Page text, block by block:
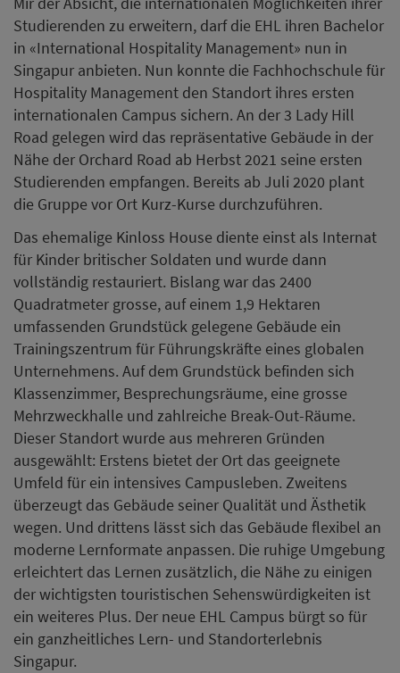
für Kinder britischer Soldaten und wurde dann
vollständig restauriert. Bislang war das 2400
Quadratmeter grosse, auf einem 1,9 Hektaren
umfassenden Grundstück gelegene Gebäude ein
Trainingszentrum für Führungskräfte eines globalen
Unternehmens. Auf dem Grundstück befinden sich
Klassenzimmer, Besprechungsräume, eine grosse
Mehrzweckhalle und zahlreiche Break-Out-Räume.
Dieser Standort wurde aus mehreren Gründen
ausgewählt: Erstens bietet der Ort das geeignete
Umfeld für ein intensives Campusleben. Zweitens
überzeugt das Gebäude seiner Qualität und Ästhetik
wegen. Und drittens lässt sich das Gebäude flexibel an
moderne Lernformate anpassen. Die ruhige Umgebung
erleichtert das Lernen zusätzlich, die Nähe zu einigen
der wichtigsten touristischen Sehenswürdigkeiten ist
ein weiteres Plus. Der neue EHL Campus bürgt so für
ein ganzheitliches Lern- und Standorterlebnis
Singapur.
«Wir freuen uns sehr darauf, mit diesem Schritt unsere
Beziehungen zur lokalen Gemeinschaft auszubauen
und unseren Beitrag an dieses florierende Umfeld zu
leisten. Mit viel Begeisterung und großer Überzeugung
lancieren wir dieses neue Unterfangen. Unser
Engagement für die lokale Wirtschaft beginnt an der 3
Lady Hill Road und erstreckt sich auf das ganze Land.
Wir hoffen, damit unsere bestehenden Beziehungen
zur singapurischen Hospitality-Branche zu stärken»,
erklärt Michel Rochat, CEO der EHL Gruppe.